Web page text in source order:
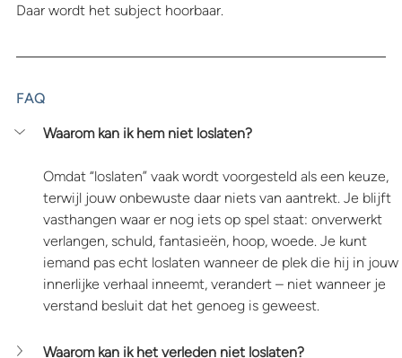
Daar wordt het subject hoorbaar.
FAQ
Waarom kan ik hem niet loslaten?
Omdat “loslaten” vaak wordt voorgesteld als een keuze,
terwijl jouw onbewuste daar niets van aantrekt. Je blijft
vasthangen waar er nog iets op spel staat: onverwerkt
verlangen, schuld, fantasieën, hoop, woede. Je kunt
iemand pas echt loslaten wanneer de plek die hij in jouw
innerlijke verhaal inneemt, verandert – niet wanneer je
verstand besluit dat het genoeg is geweest.
Waarom kan ik het verleden niet loslaten?